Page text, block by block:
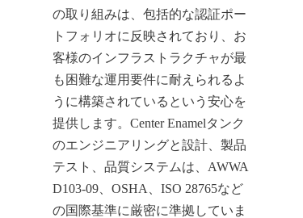
の取り組みは、包括的な認証ポー
トフォリオに反映されており、お
客様のインフラストラクチャが最
も困難な運用要件に耐えられるよ
うに構築されているという安心を
提供します。Center Enamelタンク
のエンジニアリングと設計、製品
テスト、品質システムは、AWWA
D103-09、OSHA、ISO 28765など
の国際基準に厳密に準拠していま